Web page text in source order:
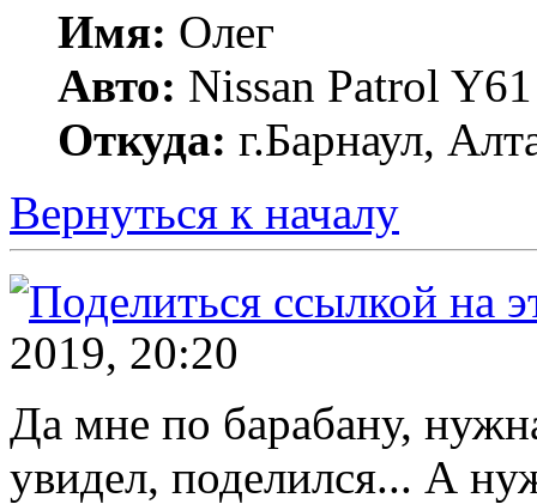
Имя: Олег
Авто: Nissan Patrol
Откуда: г.Барнаул,
Вернуться к началу
2019, 20:20
Да мне по барабану,
увидел, поделился... А